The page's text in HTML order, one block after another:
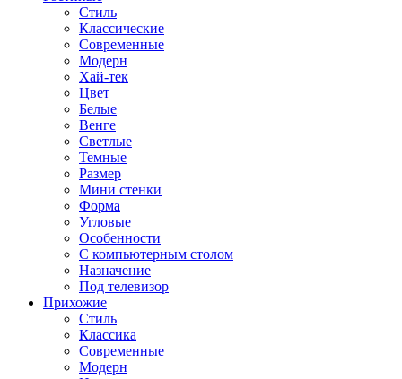
Стиль
Классические
Современные
Модерн
Хай-тек
Цвет
Белые
Венге
Светлые
Темные
Размер
Мини стенки
Форма
Угловые
Особенности
С компьютерным столом
Назначение
Под телевизор
Прихожие
Стиль
Классика
Современные
Модерн